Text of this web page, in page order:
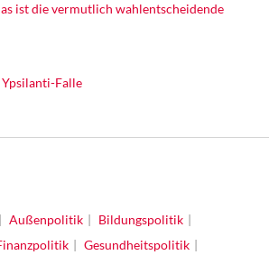
ist die vermutlich wahlentscheidende
Ypsilanti-Falle
Außenpolitik
Bildungspolitik
Gesundheitspolitik